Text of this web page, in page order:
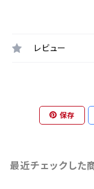
レビュー
保存
最近チェックした